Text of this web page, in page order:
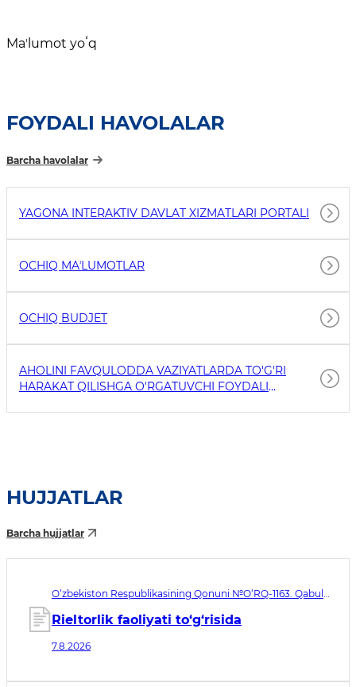
Maʼlumot yoʻq
FOYDALI HAVOLALAR
Barcha havolalar
YAGONA INTERAKTIV DAVLAT XIZMATLARI PORTALI
OCHIQ MAʼLUMOTLAR
OCHIQ BUDJET
AHOLINI FAVQULODDA VAZIYATLARDA TO'G'RI
HARAKAT QILISHGA O'RGATUVCHI FOYDALI
HUJJATLAR
Barcha hujjatlar
O‘zbekiston Respublikasining Qonuni №O‘RQ-1163. Qabul
Rieltorlik faoliyati to‘g‘risida
7.8.2026